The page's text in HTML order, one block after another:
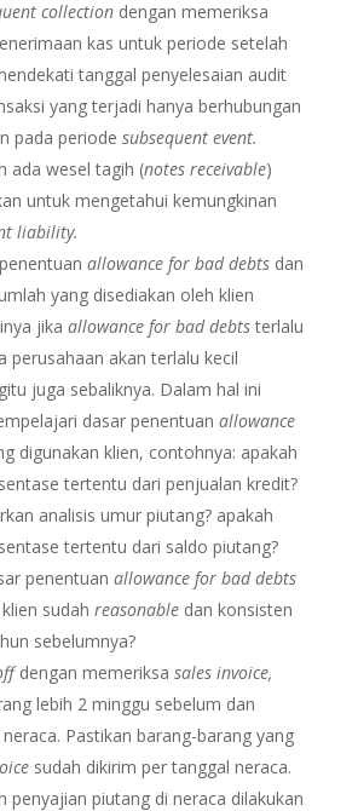
collection dengan memeriksa
kas untuk periode setelah
tanggal penyelesaian audit
yang terjadi hanya berhubungan
pada periode subsequent event.
ada wesel tagih (notes receivable)
untuk mengetahui kemungkinan
liability.
allowance for bad debts dan
yang disediakan oleh klien
jika allowance for bad debtsterlalu
perusahaan akan terlalu kecil
juga sebaliknya. Dalam hal ini
dasar penentuan allowance
digunakan klien, contohnya: apakah
tertentu dari penjualan kredit?
analisis umur piutang? apakah
tertentu dari saldo piutang?
penentuan allowance for bad debts
sudah reasonable dan konsisten
sebelumnya?
dengan memeriksa sales invoice,
lebih 2 minggu sebelum dan
Pastikan barang-barang yang
sudah dikirim per tanggal neraca.
penyajian piutang di neraca dilakukan